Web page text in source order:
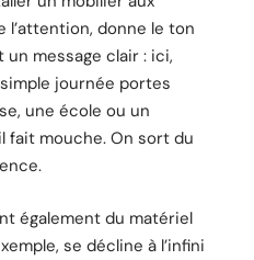
l’attention, donne le ton
message clair : ici,
journée portes
une école ou un
fait mouche. On sort du
également du matériel
se décline à l’infini